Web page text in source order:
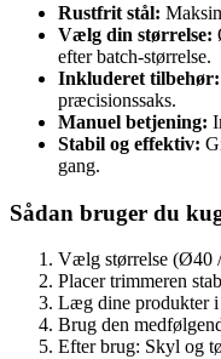
Rustfrit stål:
Vælg din størrelse:
efter batch-størrelse.
Inkluderet tilbehør:
præcisionssaks.
Manuel betjening:
Stabil og effektiv:
gang.
Sådan bruger du
Vælg størrelse (Ø40
Placer trimmeren
Læg dine produkter i
Brug den
Efter brug: Skyl og